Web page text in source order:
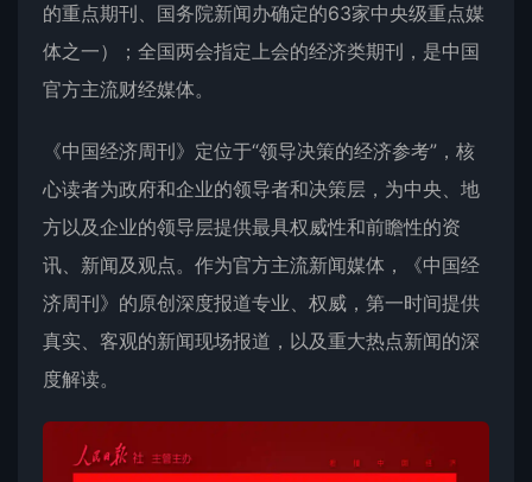
的重点期刊、国务院新闻办确定的63家中央级重点媒
体之一）；全国两会指定上会的经济类期刊，是中国
官方主流财经媒体。
《中国经济周刊》定位于“领导决策的经济参考”，核
心读者为政府和企业的领导者和决策层，为中央、地
方以及企业的领导层提供最具权威性和前瞻性的资
讯、新闻及观点。作为官方主流新闻媒体，《中国经
济周刊》的原创深度报道专业、权威，第一时间提供
真实、客观的新闻现场报道，以及重大热点新闻的深
度解读。